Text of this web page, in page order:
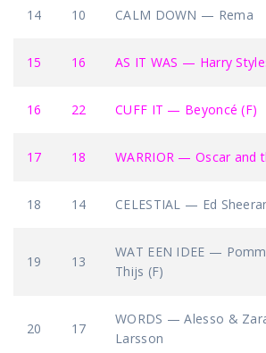
14 10 CALM DOWN — Rema
15 16 AS IT WAS — Harry
16 22 CUFF IT — Beyoncé (F)
17 18 WARRIOR — Oscar and
18 14 CELESTIAL — Ed
19 13
WAT EEN IDEE —
Thijs (F)
20 17
WORDS — Alesso &
Larsson